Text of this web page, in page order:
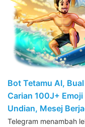
Bot Tetamu AI,
Carian 100J+
Undian, Mesej
Telegram menambah